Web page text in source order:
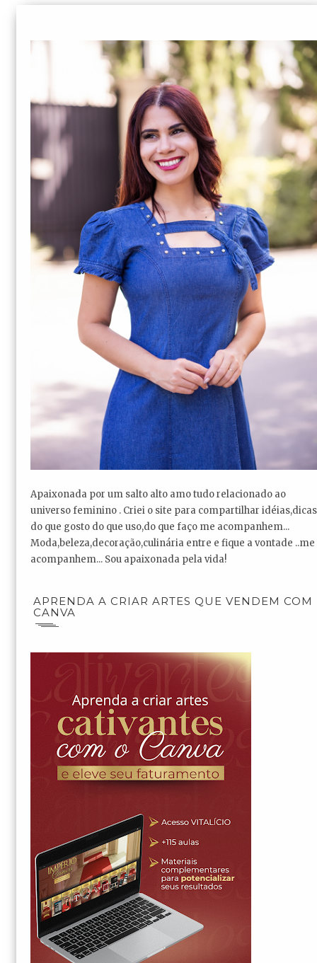
Apaixonada por um salto alto amo tudo relacionado ao
universo feminino . Criei o site para compartilhar idéias,dicas
do que gosto do que uso,do que faço me acompanhem...
Moda,beleza,decoração,culinária entre e fique a vontade ..me
acompanhem... Sou apaixonada pela vida!
APRENDA A CRIAR ARTES QUE VENDEM COM
CANVA